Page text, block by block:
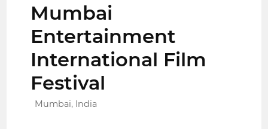
Mumbai
Entertainment
International Film
Festival
Mumbai, India